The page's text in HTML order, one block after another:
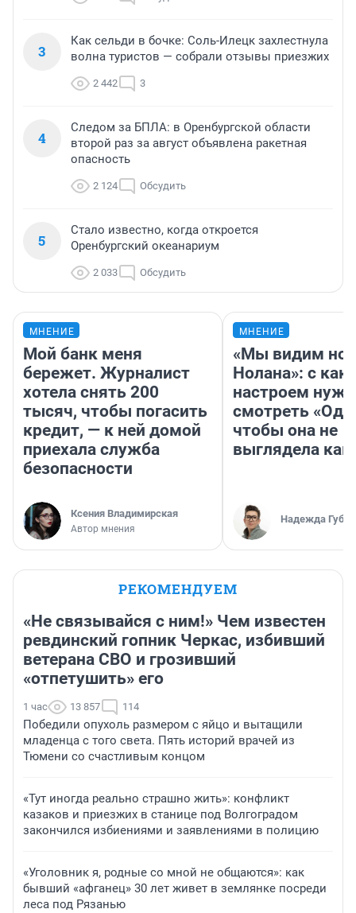
3
Как сельди в бочке: Соль-Илецк захлестнула
волна туристов — собрали отзывы приезжих
2 442 3
4
Следом за БПЛА: в Оренбургской области
второй раз за август объявлена ракетная
опасность
2 124 Обсудить
5
Стало известно, когда откроется
Оренбургский океанариум
2 033 Обсудить
МНЕНИЕ
Мой банк меня
бережет. Журналист
хотела снять 200
тысяч, чтобы погасить
кредит, — к ней домой
приехала служба
безопасности
Ксения Владимирская
Автор мнения
МНЕНИЕ
«Мы видим
Нолана»: с
настроем
смотреть
чтобы она не
выглядела как
Надежда
РЕКОМЕНДУЕМ
«Не связывайся с ним!» Чем известен
ревдинский гопник Черкас, избивший
ветерана СВО и грозивший
«отпетушить» его
1 час 13 857 114
Победили опухоль размером с яйцо и вытащили
младенца с того света. Пять историй врачей из
Тюмени со счастливым концом
«Тут иногда реально страшно жить»: конфликт
казаков и приезжих в станице под Волгоградом
закончился избиениями и заявлениями в полицию
«Уголовник я, родные со мной не общаются»: как
бывший «афганец» 30 лет живет в землянке посреди
леса под Рязанью